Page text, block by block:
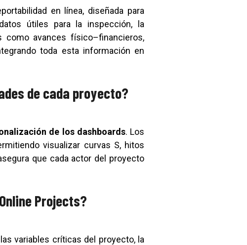
en línea, diseñada para
útiles para la inspección, la
avances físico–financieros,
toda esta información en
de cada proyecto?
de los dashboards. Los
visualizar curvas S, hitos
que cada actor del proyecto
Projects?
variables críticas del proyecto, la